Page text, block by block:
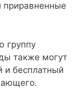
приравненные
группу
также могут
и бесплатный